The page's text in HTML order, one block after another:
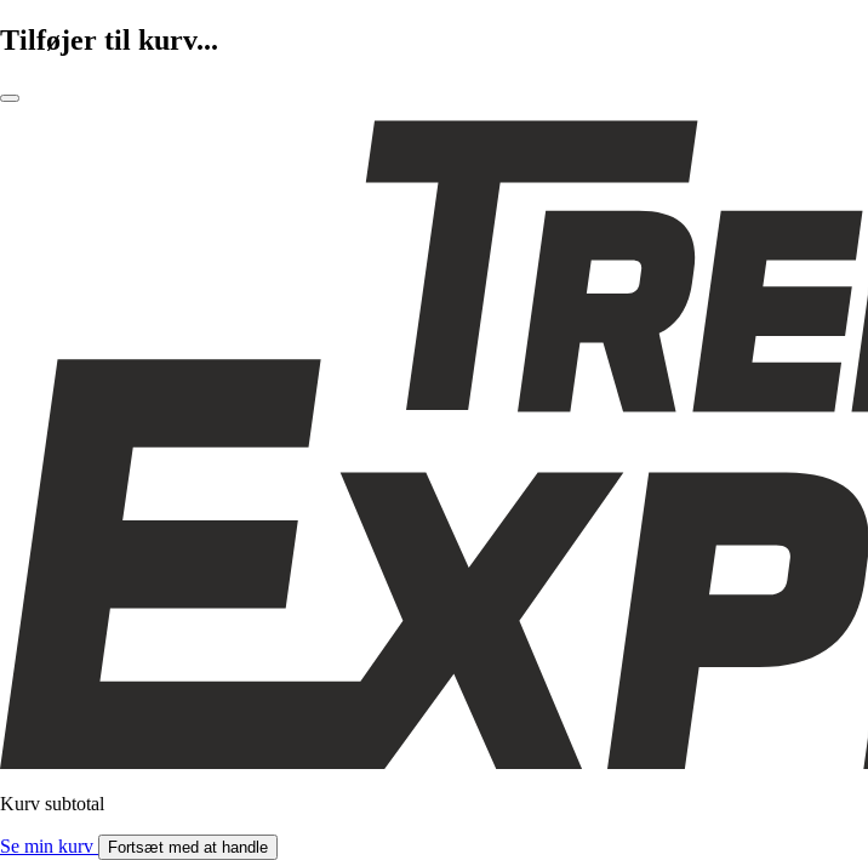
Tilføjer til kurv...
Kurv subtotal
Se min kurv Fortsæt med at handle